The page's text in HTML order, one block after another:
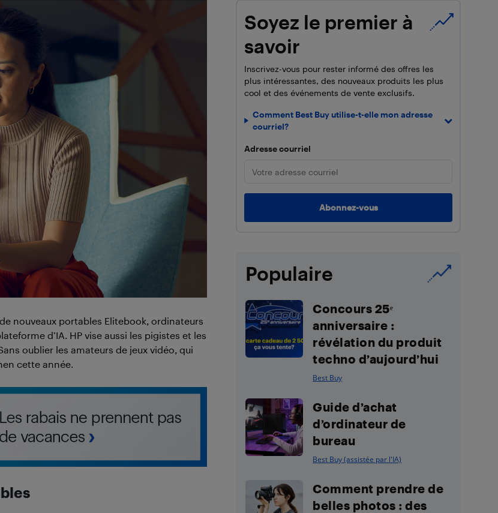
nouveaux portables Elitebook, ordinateurs
d’IA. HP vise aussi les pigistes et les
oublier les amateurs de jeux vidéo, qui
cette année.
Soyez le premier à
savoir
Inscrivez-vous pour rester informé des offres les
plus intéressantes, des nouveaux produits les plus
cool et des événements de vente exclusifs.
Comment Best Buy utilise-t-elle mon adresse
courriel?
Adresse courriel
Populaire
Concours 25ᵉ
anniversaire :
révélation du produit
techno d’aujourd’hui
Best Buy
Guide d’achat
d’ordinateur de
bureau
Best Buy (assistée par l'IA)
Comment prendre de
belles photos : des